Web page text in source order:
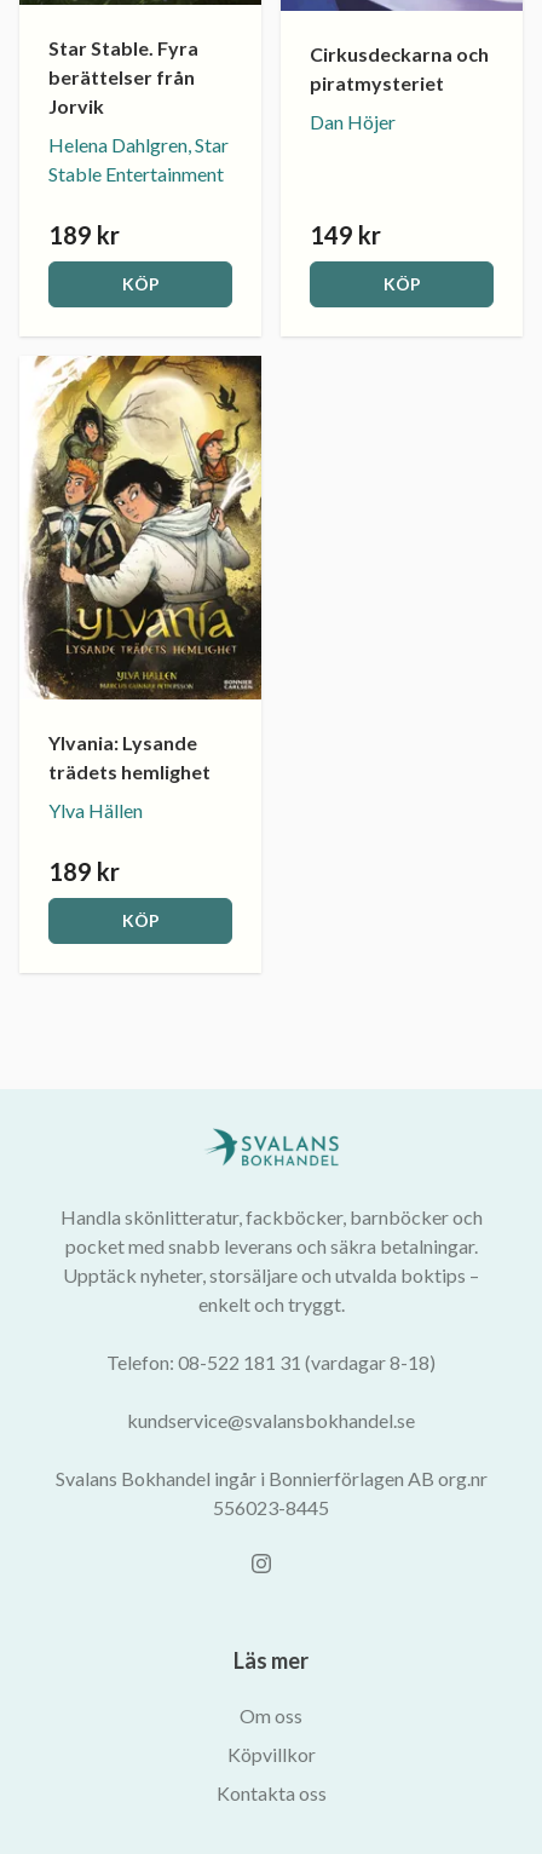
Star Stable. Fyra
berättelser från
Jorvik
Helena Dahlgren, Star
Stable Entertainment
189 kr
KÖP
Cirkusdeckarna och
piratmysteriet
Dan Höjer
149 kr
KÖP
Ylvania: Lysande
trädets hemlighet
Ylva Hällen
189 kr
KÖP
Handla skönlitteratur, fackböcker, barnböcker och
pocket med snabb leverans och säkra betalningar.
Upptäck nyheter, storsäljare och utvalda boktips –
enkelt och tryggt.
Telefon: 08-522 181 31 (vardagar 8-18)
kundservice@svalansbokhandel.se
Svalans Bokhandel ingår i Bonnierförlagen AB org.nr
556023-8445
Läs mer
Om oss
Köpvillkor
Kontakta oss